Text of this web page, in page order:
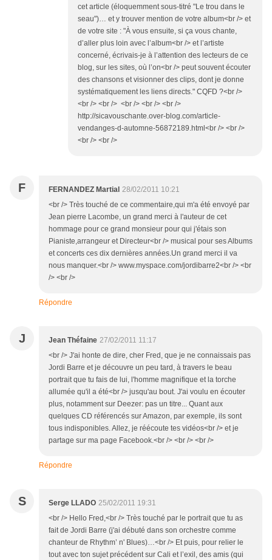
cet article (éloquemment sous-titré "Le trou dans le
seau")… et y trouver mention de votre album<br /> et
de votre site : "À vous ensuite, si ça vous chante,
d’aller plus loin avec l’album<br /> et l’artiste
concerné, écrivais-je à l’attention des lecteurs de ce
blog, sur les sites, où l’on<br /> peut souvent écouter
des chansons et visionner des clips, dont je donne
systématiquement les liens directs." CQFD ?<br />
<br /> <br /> <br /> <br /> <br />
http://sicavouschante.over-blog.com/article-
vendanges-d-automne-56872189.html<br /> <br />
<br /> <br />
F FERNANDEZ Martial 28/02/2011 10:21
<br /> Très touché de ce commentaire,qui m'a été envoyé par
Jean pierre Lacombe, un grand merci à l'auteur de cet
hommage pour ce grand monsieur pour qui j'étais son
Pianiste,arrangeur et Directeur<br /> musical pour ses Albums
et concerts ces dix dernières années.Un grand merci il va
nous manquer.<br /> www.myspace.com/jordibarre2<br /> <br
/> <br />
Répondre
J Jean Théfaine 27/02/2011 11:17
<br /> J'ai honte de dire, cher Fred, que je ne connaissais pas
Jordi Barre et je découvre un peu tard, à travers le beau
portrait que tu fais de lui, l'homme magnifique et la torche
allumée qu'il a été<br /> jusqu'au bout. J'ai voulu en écouter
plus, notamment sur Deezer: pas un titre... Quant aux
quelques CD référencés sur Amazon, par exemple, ils sont
tous indisponibles. Allez, je réécoute tes vidéos<br /> et je
partage sur ma page Facebook.<br /> <br /> <br />
Répondre
S Serge LLADO 25/02/2011 19:31
<br /> Hello Fred,<br /> Très touché par le portrait que tu as
fait de Jordi Barre (j'ai débuté dans son orchestre comme
chanteur de Rhythm’ n' Blues)…<br /> Et puis, pour relier le
tout avec ton sujet précédent sur Cali et l’exil, des amis (qui